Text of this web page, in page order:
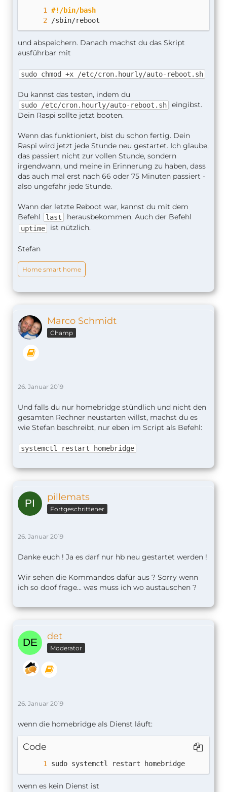
#!/bin/bash
/sbin/reboot
und abspeichern. Danach machst du das Skript
ausführbar mit
sudo chmod +x /etc/cron.hourly/auto-reboot.sh
Du kannst das testen, indem du
sudo /etc/cron.hourly/auto-reboot.sh
eingibst.
Dein Raspi sollte jetzt booten.
Wenn das funktioniert, bist du schon fertig. Dein
Raspi wird jetzt jede Stunde neu gestartet. Ich glaube,
das passiert nicht zur vollen Stunde, sondern
irgendwann, und meine in Erinnerung zu haben, dass
das auch mal erst nach 66 oder 75 Minuten passiert -
also ungefähr jede Stunde.
Wann der letzte Reboot war, kannst du mit dem
Befehl
last herausbekommen. Auch der Befehl
uptime ist nützlich.
Stefan
Home smart home
Marco Schmidt
Champ
26. Januar 2019
Und falls du nur homebridge stündlich und nicht den
gesamten Rechner neustarten willst, machst du es
wie Stefan beschreibt, nur eben im Script als Befehl:
systemctl restart homebridge
pillemats
Fortgeschrittener
26. Januar 2019
Danke euch ! Ja es darf nur hb neu gestartet werden !
Wir sehen die Kommandos dafür aus ? Sorry wenn
ich so doof frage... was muss ich wo austauschen ?
det
Moderator
26. Januar 2019
wenn die homebridge als Dienst läuft:
Code
sudo systemctl restart homebridge
wenn es kein Dienst ist